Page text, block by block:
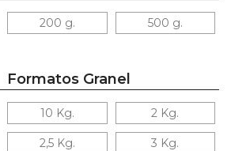
200 g. 500 g.
Formatos Granel
10 Kg. 2 Kg.
2,5 Kg. 3 Kg.